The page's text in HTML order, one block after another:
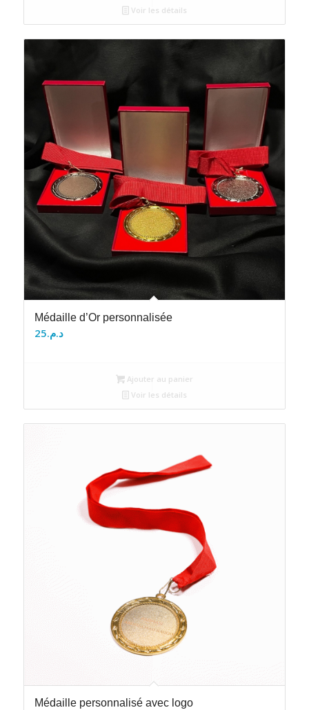
Voir les détails
Médaille d’Or personnalisée
د.م.25
Ajouter au panier
Voir les détails
Médaille personnalisé avec logo